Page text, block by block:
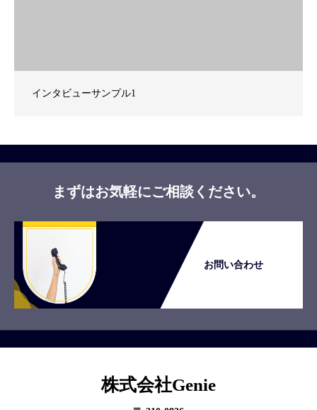
インタビューサンプル1
まずはお気軽にご相談ください。
お問い合わせ
株式会社Genie